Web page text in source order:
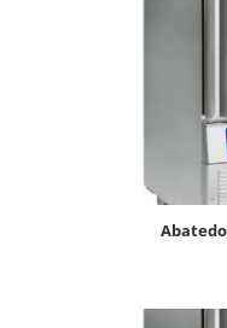
abatedores de temperatura